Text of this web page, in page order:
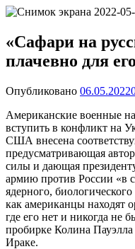
Перейти
содержимому
один
сайт
на
«Сафари на
плачевно для
Опубликовано 06.05.2022
Американские военные
вступить в конфликт на
США внесена
предусматривающая
силы и дающая
армию против России «в
ядерного,
как американцы находят
где его нет и никогда не
пробирке Колина
Ираке.